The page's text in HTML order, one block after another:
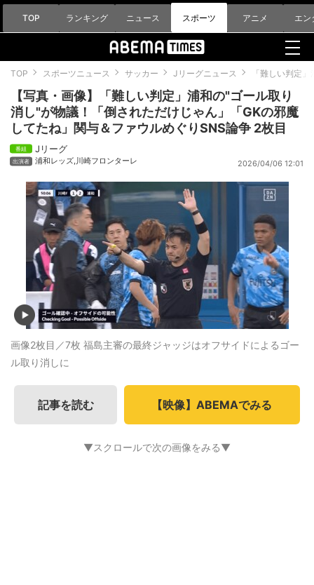
TOP ランキング ニュース スポーツ アニメ エン
TOP スポーツニュース サッカー Jリーグニュース 「難しい判定
【写真・画像】「難しい判定」浦和の"ゴール取り
消し"が物議！「倒されただけじゃん」「GKの邪魔
してたね」関与＆ファウルめぐりSNS論争 2枚目
Jリーグ
浦和レッズ, 川崎フロンターレ 2026/04/06 12:01
画像2枚目／7枚 福島主審の最終ジャッジはオフサイドによるゴー
ル取り消しに
記事を読む 【映像】ABEMAでみる
▼スクロールで次の画像をみる▼